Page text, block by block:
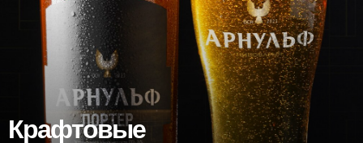
Крафтовые